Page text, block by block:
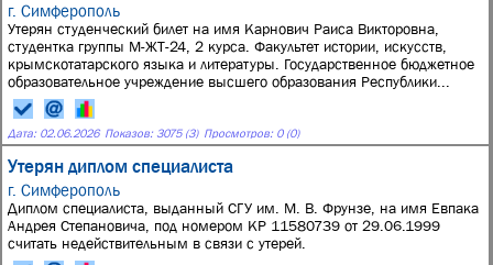
г. Симферополь
Утерян студенческий билет на имя Карнович Раиса Викторовна,
студентка группы М-ЖТ-24, 2 курса. Факультет истории, искусств,
крымскотатарского языка и литературы. Государственное бюджетное
образовательное учреждение высшего образования Республики...
Дата: 02.06.2026 Показов: 3075 (3) Просмотров: 0 (0)
Утерян диплом специалиста
г. Симферополь
Диплом специалиста, выданный СГУ им. М. В. Фрунзе, на имя Евпака
Андрея Степановича, под номером КР 11580739 от 29.06.1999
считать недействительным в связи с утерей.